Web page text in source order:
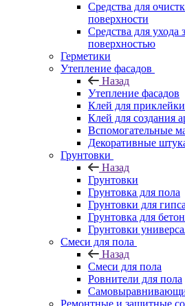
Средства для
поверхности
Средства для ухода
поверхностью
Герметики
Утепление фасадов
Назад
Утепление фасадов
Клей для
Клей для создания
Вспомогательные
Декоративные
Грунтовки
Назад
Грунтовки
Грунтовка для пола
Грунтовки для
Грунтовка для
Грунтовки
Смеси для пола
Назад
Смеси для пола
Ровнители для пола
Ремонтные и защитные